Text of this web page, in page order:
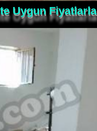
Uygun Fiyatlarla